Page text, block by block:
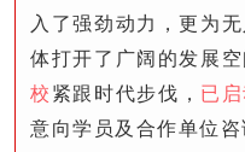
入了强劲动力，更为
体打开了广阔的发展空
校 紧跟时代步伐， 已
意向学员及合作单位咨